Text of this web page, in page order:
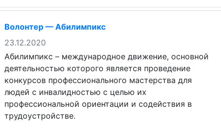
Волонтер — Абилимпикс
23.12.2020
Абилимпикс – международное движение, основной
деятельностью которого является проведение
конкурсов профессионального мастерства для
людей с инвалидностью с целью их
профессиональной ориентации и содействия в
трудоустройстве.